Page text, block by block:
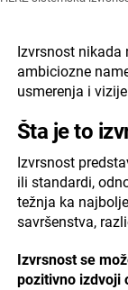
Izvrsnost
ambiciozne
usmerenja i
Šta je to
Izvrsnost
ili standardi,
težnja ka
savršenstva,
Izvrsnost se
pozitivno izdvoji